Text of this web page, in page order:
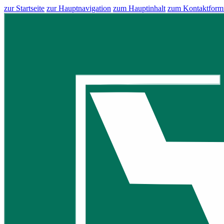
zur Startseite zur Hauptnavigation zum Hauptinhalt zum